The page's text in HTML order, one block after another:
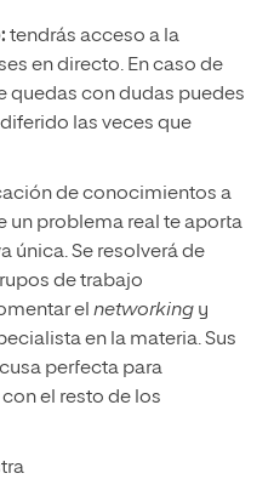
tendrás acceso a la
en directo. En caso de
quedas con dudas puedes
las veces que
de conocimientos a
un problema real te aporta
única. Se resolverá de
de trabajo
el networking y
en la materia. Sus
perfecta para
el resto de los